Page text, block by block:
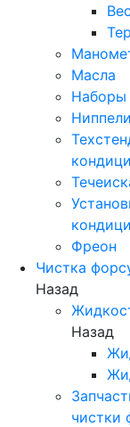
Масла
Наборы
Фреон
Чистка
Назад
Назад
чистки